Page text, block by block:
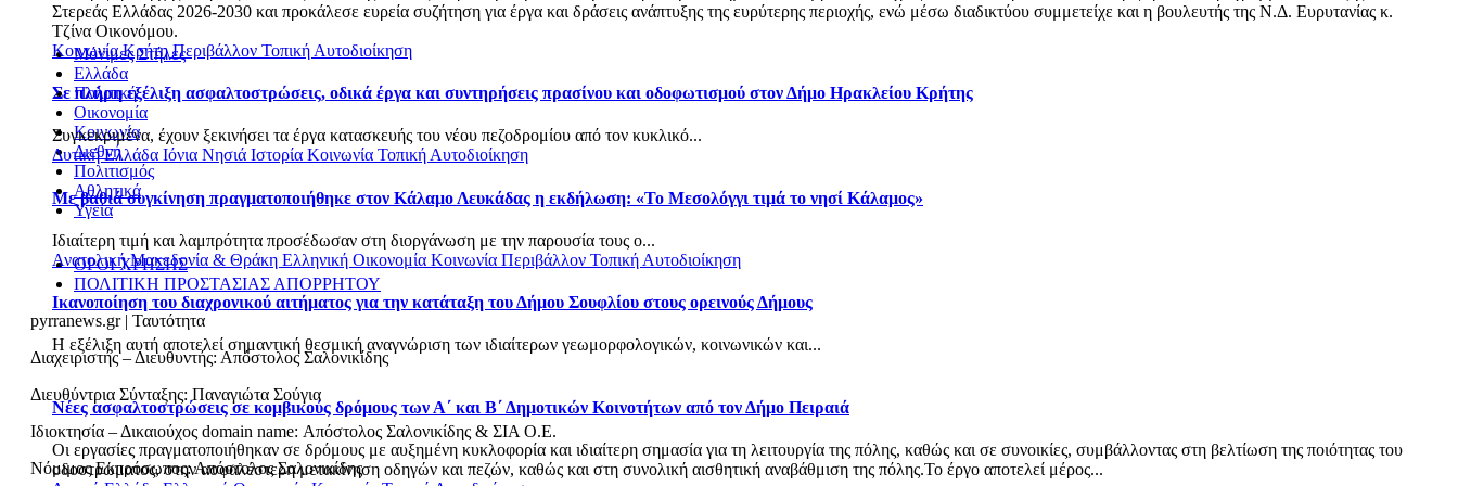
Στερεάς Ελλάδας 2026-2030 και προκάλεσε ευρεία συζήτηση για έργα και δράσεις ανάπτυξης της ευρύτερης περιοχής, ενώ μέσω διαδικτύου συμμετείχε και η βουλευτής της Ν.Δ. Ευρυτανίας κ.
Τζίνα Οικονόμου.
ΚοινωνίαΚρήτηΠεριβάλλον Τοπική Αυτοδιοίκηση
Σε πλήρη εξέλιξη ασφαλτοστρώσεις, οδικά έργα και συντηρήσεις πρασίνου και οδοφωτισμού στον Δήμο Ηρακλείου Κρήτης
Συγκεκριμένα, έχουν ξεκινήσει τα έργα κατασκευής του νέου πεζοδρομίου από τον κυκλικό...
Δυτική Ελλάδα Ιόνια Νησιά Ιστορία Κοινωνία Τοπική Αυτοδιοίκηση
Με βαθιά συγκίνηση πραγματοποιήθηκε στον Κάλαμο Λευκάδας η εκδήλωση: «Το Μεσολόγγι τιμά το νησί Κάλαμος»
Ιδιαίτερη τιμή και λαμπρότητα προσέδωσαν στη διοργάνωση με την παρουσία τους ο...
Ανατολική Μακεδονία & Θράκη Ελληνική Οικονομία Κοινωνία Περιβάλλον Τοπική Αυτοδιοίκηση
Ικανοποίηση του διαχρονικού αιτήματος για την κατάταξη του Δήμου Σουφλίου στους ορεινούς Δήμους
Η εξέλιξη αυτή αποτελεί σημαντική θεσμική αναγνώριση των ιδιαίτερων γεωμορφολογικών, κοινωνικών και...
Νέες ασφαλτοστρώσεις σε κομβικούς δρόμους των Α΄ και Β΄ Δημοτικών Κοινοτήτων από τον Δήμο Πειραιά
Οι εργασίες πραγματοποιήθηκαν σε δρόμους με αυξημένη κυκλοφορία και ιδιαίτερη σημασία για τη λειτουργία της πόλης, καθώς και σε συνοικίες, συμβάλλοντας στη βελτίωση της ποιότητας του
οδοστρώματος, στην ασφαλέστερη μετακίνηση οδηγών και πεζών, καθώς και στη συνολική αισθητική αναβάθμιση της πόλης.Το έργο αποτελεί μέρος...
Μόνιμες Στήλες
Ελλάδα
Πολιτική
Οικονομία
Κοινωνία
Διεθνή
Πολιτισμός
Αθλητικά
Υγεία
ΟΡΟΙ ΧΡΗΣΗΣ
ΠΟΛΙΤΙΚΗ ΠΡΟΣΤΑΣΙΑΣ ΑΠΟΡΡΗΤΟΥ
pyrranews.gr | Ταυτότητα
Διαχειριστής – Διευθυντής: Απόστολος Σαλονικίδης
Διευθύντρια Σύνταξης: Παναγιώτα Σούγια
Ιδιοκτησία – Δικαιούχος domain name: Απόστολος Σαλονικίδης & ΣΙΑ Ο.Ε.
Νόμιμος Εκπρόσωπος: Απόστολος Σαλονικίδης